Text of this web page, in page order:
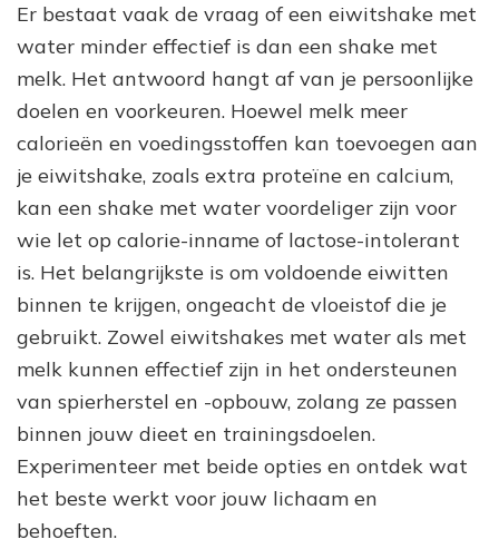
Er bestaat vaak de vraag of een eiwitshake met
water minder effectief is dan een shake met
melk. Het antwoord hangt af van je persoonlijke
doelen en voorkeuren. Hoewel melk meer
calorieën en voedingsstoffen kan toevoegen aan
je eiwitshake, zoals extra proteïne en calcium,
kan een shake met water voordeliger zijn voor
wie let op calorie-inname of lactose-intolerant
is. Het belangrijkste is om voldoende eiwitten
binnen te krijgen, ongeacht de vloeistof die je
gebruikt. Zowel eiwitshakes met water als met
melk kunnen effectief zijn in het ondersteunen
van spierherstel en -opbouw, zolang ze passen
binnen jouw dieet en trainingsdoelen.
Experimenteer met beide opties en ontdek wat
het beste werkt voor jouw lichaam en
behoeften.